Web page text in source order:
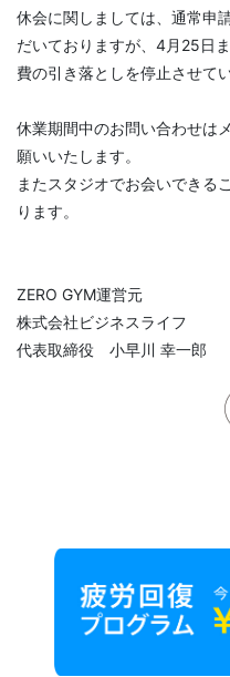
休会に関しましては、通常申
だいておりますが、4月25日
費の引き落としを停止させて
休業期間中のお問い合わせは
願いいたします。
またスタジオでお会いできる
ります。
ZERO GYM運営元
株式会社ビジネスライフ
代表取締役 小早川 幸一郎